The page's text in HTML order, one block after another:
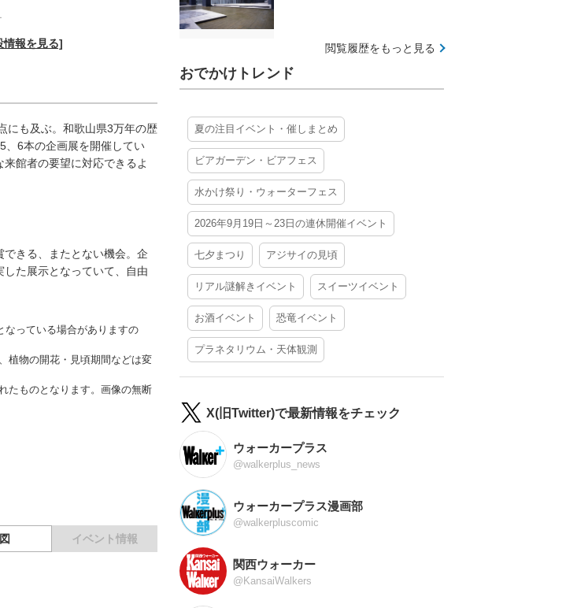
情報を見る]
にも及ぶ。和歌山県3万年の歴
、6本の企画展を開催してい
館者の要望に対応できるよ
きる、またとない機会。企
た展示となっていて、自由
なっている場合がありますの
植物の開花・見頃期間などは変
たものとなります。画像の無断
イベント情報
閲覧履歴をもっと見る
おでかけトレンド
夏の注目イベント・催しまとめ
ビアガーデン・ビアフェス
水かけ祭り・ウォーターフェス
2026年9月19日～23日の連休開催イベント
七夕まつり アジサイの見頃
リアル謎解きイベント スイーツイベント
お酒イベント 恐竜イベント
プラネタリウム・天体観測
X(旧Twitter)で最新情報をチェック
ウォーカープラス
@walkerplus_news
ウォーカープラス漫画部
@walkerpluscomic
関西ウォーカー
@KansaiWalkers